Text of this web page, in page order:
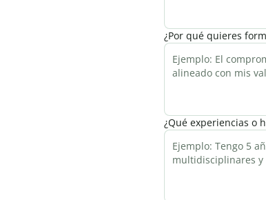
¿Por qué quieres
¿Qué experiencias o